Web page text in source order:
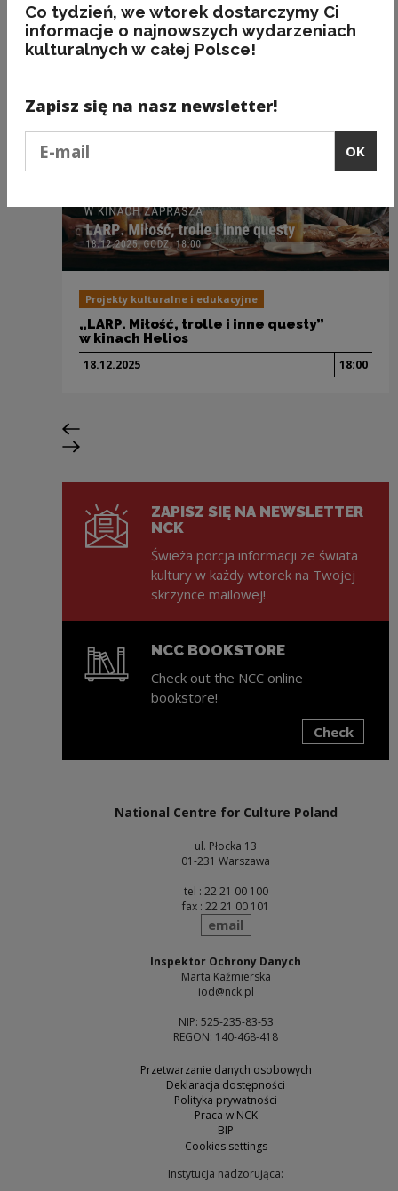
Recommended
Projekty kulturalne i edukacyjne
„LARP. Miłość, trolle i inne questy”
w kinach Helios
18.12.2025 18:00
Previous slide
Next slide
ZAPISZ SIĘ NA NEWSLETTER
NCK
Świeża porcja informacji ze świata
kultury w każdy wtorek na Twojej
skrzynce mailowej!
NCC BOOKSTORE
Check out the NCC online
bookstore!
Check
National Centre for Culture Poland
ul. Płocka 13
01-231 Warszawa
tel : 22 21 00 100
fax : 22 21 00 101
send
email
Inspektor Ochrony Danych
Marta Kaźmierska
iod@nck.pl
NIP: 525-235-83-53
REGON: 140-468-418
Przetwarzanie danych osobowych
Deklaracja dostępności
Polityka prywatności
Praca w NCK
BIP
Cookies settings
Instytucja nadzorująca:
Co tydzień, we wtorek dostarczymy Ci
informacje o najnowszych wydarzeniach
kulturalnych w całej Polsce!
Zapisz się na nasz newsletter!
OK